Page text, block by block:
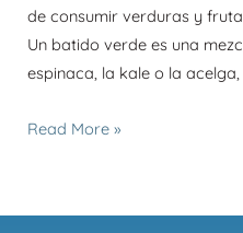
de consumir verduras y
Un batido verde es una
espinaca, la kale o la
Read More »